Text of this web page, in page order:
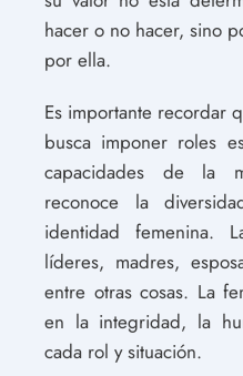
hacer o no hacer, sino
por ella.
Es importante recordar
busca imponer roles
capacidades de la
reconoce la
identidad femenina.
líderes, madres,
entre otras cosas. La
en la integridad, la
cada rol y situación.